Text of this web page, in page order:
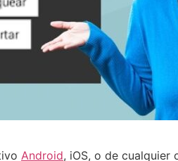
Android, iOS, o de